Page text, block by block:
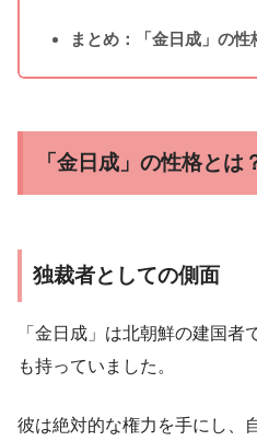
まとめ：「金日成」の性
「金日成」の性格とは
独裁者としての側面
「金日成」は北朝鮮の建国
も持っていました。
彼は絶対的な権力を手にし、